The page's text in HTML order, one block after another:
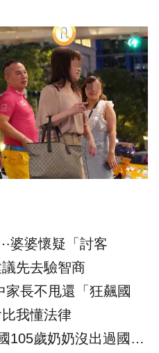
婆婆懷疑「討客
先去驗智商
長不甩還「狂飆國
我懂法律
105歲奶奶沒出過國…